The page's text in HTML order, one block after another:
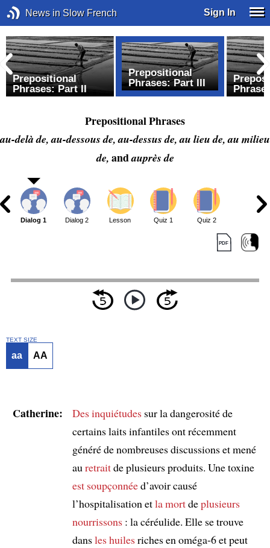
News in Slow French Sign In
Prepositional
Phrases: Part II
Prepositional
Phrases: Part III
Prepositional Phrases
au-delà de, au-dessous de, au-dessus de, au lieu de, au milieu
de, andauprès de
Dialog 1 Dialog 2 Lesson Quiz 1 Quiz 2
TEXT SIZE
aa AA
Catherine: Des inquiétudessur la dangerosité de
certains laits infantiles ont récemment
généré de nombreuses discussions et mené
au retraitde plusieurs produits. Une toxine
est soupçonnéed’avoir causé
l’hospitalisation etla mortdeplusieurs
nourrissons: la céréulide. Elle se trouve
dansles huilesriches en oméga-6 et peut